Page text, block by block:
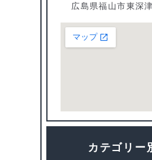
広島県福山市東深
カテゴリー